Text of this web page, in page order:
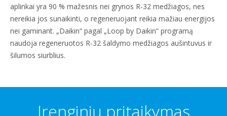
aplinkai yra 90 % mažesnis nei grynos R-32 medžiagos, nes
nereikia jos sunaikinti, o regeneruojant reikia mažiau energijos
nei gaminant. „Daikin“ pagal „Loop by Daikin“ programą
naudoja regeneruotos R-32 šaldymo medžiagos aušintuvus ir
šilumos siurblius.
Įrenginių pritaikymas